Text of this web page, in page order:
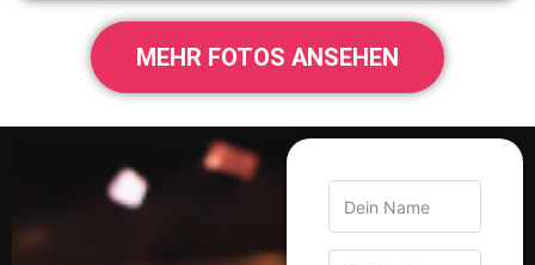
MEHR FOTOS ANSEHEN